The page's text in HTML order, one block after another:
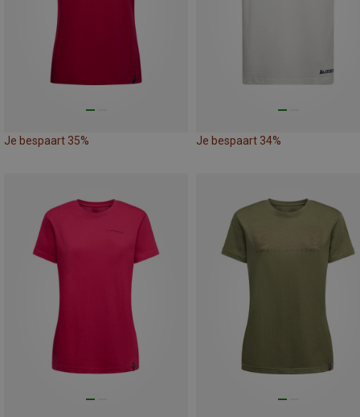
Je bespaart 35% Je bespaart 34%